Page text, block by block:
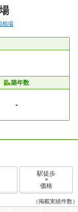
相場
築年数
-
駅徒歩
×
価格
（掲載実績件数）